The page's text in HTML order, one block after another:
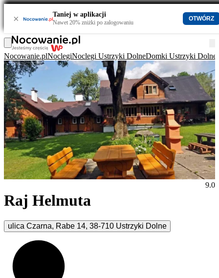
× Taniej w aplikacji
Nawet 20% zniżki po zalogowaniu
OTWÓRZ
Nocowanie.plNoclegiNoclegi Ustrzyki DolneDomki Ustrzyki Dolne
Raj Helmuta
ulica Czarna, Rabe 14, 38-710 Ustrzyki Dolne
9.0